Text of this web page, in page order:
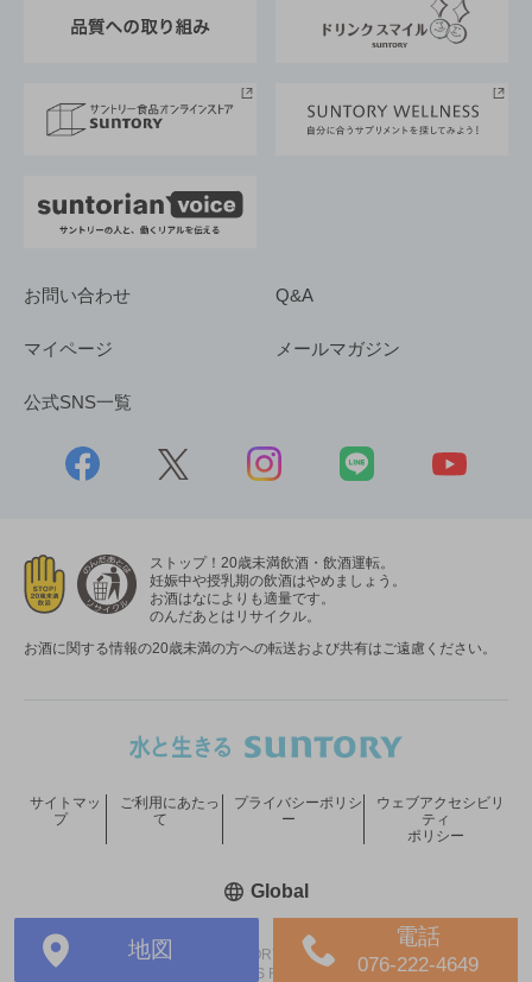
地図
電話
076-222-4649
採用情報
お問い合わせ Q&A
マイページ メールマガジン
公式SNS一覧
ストップ！20歳未満飲酒・飲酒運転。
妊娠中や授乳期の飲酒はやめましょう。
お酒はなによりも適量です。
のんだあとはリサイクル。
お酒に関する情報の20歳未満の方への転送および共有はご遠慮ください。
COPYRIGHT © SUNTORY HOLDINGS LIMITED.
ALL RIGHTS RESERVED.
サイトマッ
プ
ご利用にあたっ
て
プライバシーポリシ
ー
ウェブアクセシビリ
ティ
ポリシー
Global新しいウィンドウで開く